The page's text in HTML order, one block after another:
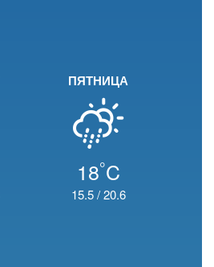
ПЯТНИЦА
18°C
15.5/20.6